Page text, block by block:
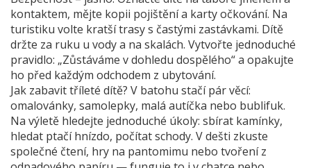
kontaktem, mějte kopii pojištění a karty očkování. Na
turistiku volte kratší trasy s častými zastávkami. Dítě
držte za ruku u vody a na skalách. Vytvořte jednoduché
pravidlo: „Zůstáváme v dohledu dospělého“ a opakujte
ho před každým odchodem z ubytování.
Jak zabavit tříleté dítě? V batohu stačí pár věcí:
omalovánky, samolepky, malá autíčka nebo bublifuk.
Na výletě hledejte jednoduché úkoly: sbírat kamínky,
hledat ptačí hnízdo, počítat schody. V dešti zkuste
společné čtení, hry na pantomimu nebo tvoření z